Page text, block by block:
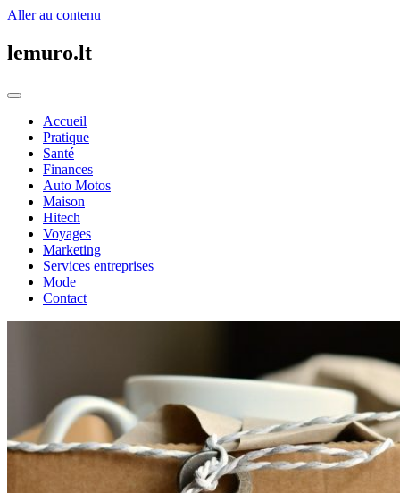
Aller au contenu
lemuro.lt
Accueil
Pratique
Santé
Finances
Auto Motos
Maison
Hitech
Voyages
Marketing
Services entreprises
Mode
Contact